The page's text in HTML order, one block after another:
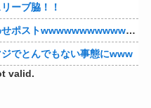
ーブ脇！！
ストwwwwwwwwwwwwwwww
ジでとんでもない事態にwww
valid.